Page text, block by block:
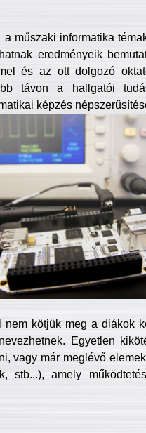
műszaki informatika
eredményeik
és az ott dolgozó
távon a hallgatói
képzés
nem kötjük meg a diákok
Egyetlen
vagy már meglévő
stb...), amely